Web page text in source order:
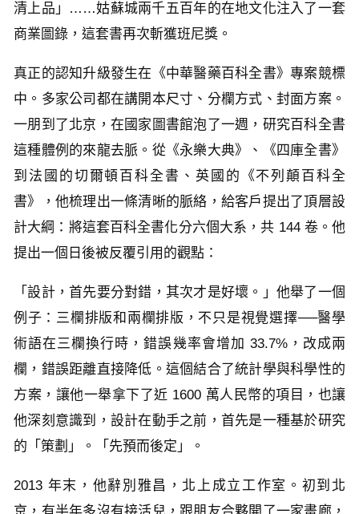
清上品」……姑蘇城兩千五百年的在地文化注入了一套
商業圖錄，這套書再次斬獲班尼獎。
真正的認知升級發生在《中華醫藥百科全書》專案競標
中。多家公司都在講開本尺寸、分欄方式、封面方案。
一朋到了北京，在國家圖書館泡了一週，研究百科全書
這種體例的來龍去脈。從《永樂大典》、《四庫全書》
到法國的切爾頓百科全書、英國的《不列顛百科全
書》，他梳理出一條清晰的脈絡，給客戶提出了頂層設
計大綱：將這套百科全書化分六個大系，共 144 卷。他
提出一個日後被反覆引用的觀點：
「設計，首先要分對錯，其次才是好壞。」他舉了一個
例子：三欄排版和兩欄排版，不只是視覺選擇──醫學
術語在三欄換行時，錯誤幾率會增加 33.7%，改成兩
欄，錯誤距離直接降低。這個結合了統計學與科學性的
方案，讓他一舉拿下了近 1600 萬人民幣的項目，也讓
他深刻意識到，設計在動手之前，首先是一種基於研究
的「策劃」。「先預而後定」。
2013 年末，他辭別雅昌，北上成立工作室。初到北